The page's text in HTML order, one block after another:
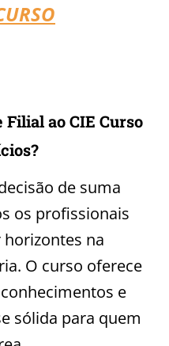
Filial ao CIE Curso
de suma
os profissionais
na
O curso oferece
e
sólida para quem